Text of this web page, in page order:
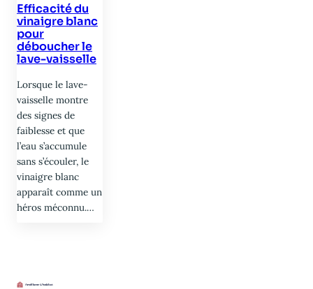
Efficacité du
vinaigre blanc
pour
déboucher le
lave-vaisselle
Lorsque le lave-
vaisselle montre
des signes de
faiblesse et que
l’eau s’accumule
sans s’écouler, le
vinaigre blanc
apparaît comme un
héros méconnu.…